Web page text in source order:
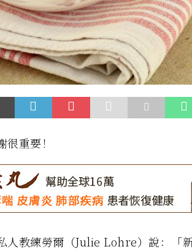
重要！
人教練勞爾（Julie Lohre）說：「